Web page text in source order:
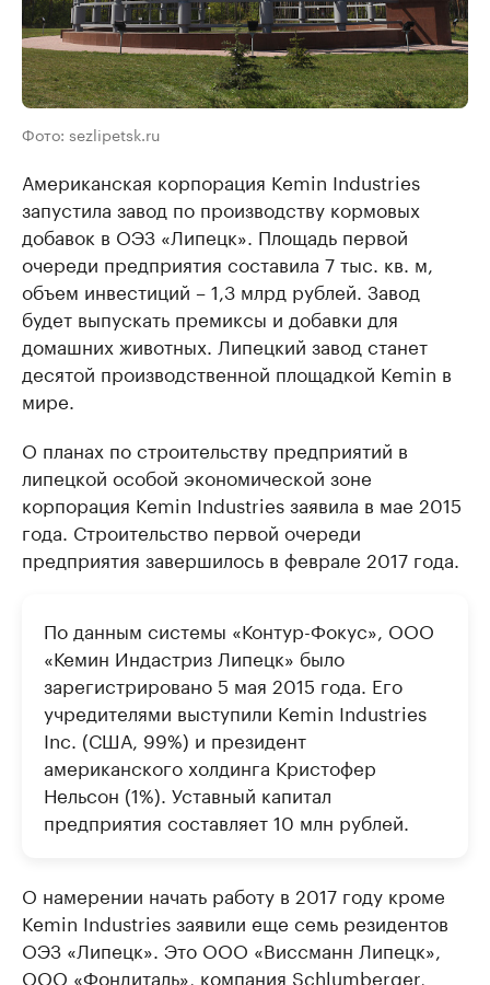
Фото: sezlipetsk.ru
Американская корпорация Kemin Industries
запустила завод по производству кормовых
добавок в ОЭЗ «Липецк». Площадь первой
очереди предприятия составила 7 тыс. кв. м,
объем инвестиций – 1,3 млрд рублей. Завод
будет выпускать премиксы и добавки для
домашних животных. Липецкий завод станет
десятой производственной площадкой Kemin в
мире.
О планах по строительству предприятий в
липецкой особой экономической зоне
корпорация Kemin Industries заявила в мае 2015
года. Строительство первой очереди
предприятия завершилось в феврале 2017 года.
По данным системы «Контур-Фокус», ООО
«Кемин Индастриз Липецк» было
зарегистрировано 5 мая 2015 года. Его
учредителями выступили Kemin Industries
Inc. (США, 99%) и президент
американского холдинга Кристофер
Нельсон (1%). Уставный капитал
предприятия составляет 10 млн рублей.
О намерении начать работу в 2017 году кроме
Kemin Industries заявили еще семь резидентов
ОЭЗ «Липецк». Это ООО «Виссманн Липецк»,
ООО «Фондиталь», компания Schlumberger,